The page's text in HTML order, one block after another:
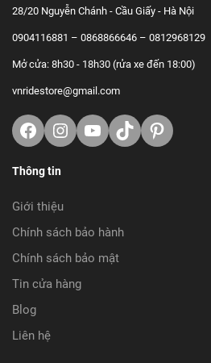
28/20 Nguyễn Chánh - Cầu Giấy - Hà Nội
0904116881 – 0868866646 – 0812968129
Mở cửa: 8h30 - 18h30 (rửa xe đến 18:00)
vnridestore@gmail.com
Facebook
Instagram
Youtube
TikTokhttps://
Thông tin
Giới thiệu
Chính sách bảo hành
Chính sách bảo mật
Tin cửa hàng
Blog
Liên hệ